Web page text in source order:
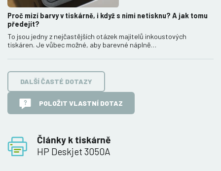
Články k tiskárně
HP Deskjet 3050A
Proč mizí barvy v tiskárně, i když s nimi netisknu? A jak tomu
předejít?
To jsou jedny z nejčastějších otázek majitelů inkoustových
tiskáren. Je vůbec možné, aby barevné náplně…
DALŠÍ ČASTÉ DOTAZY
POLOŽIT VLASTNÍ DOTAZ